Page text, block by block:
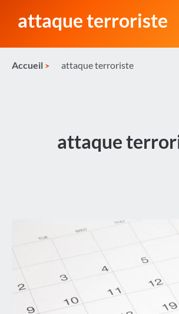
attaque terroriste
Accueil attaque terroriste
attaque